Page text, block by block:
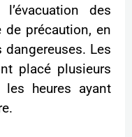
des
précaution, en
Les
placé plusieurs
heures ayant